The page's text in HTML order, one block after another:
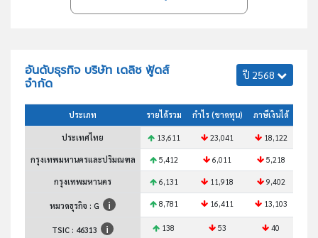
อันดับธุรกิจ บริษัท เดลิช ฟู้ดส์
จำกัด
ปี 2568
ประเภท รายได้รวม กำไร (ขาดทุน) ภาษีเงินได้
ประเทศไทย 13,611 23,041 18,122
กรุงเทพมหานครและปริมณฑล 5,412 6,011 5,218
กรุงเทพมหานคร 6,131 11,918 9,402
หมวดธุรกิจ : G 8,781 16,411 13,103
TSIC : 46313 138 53 40